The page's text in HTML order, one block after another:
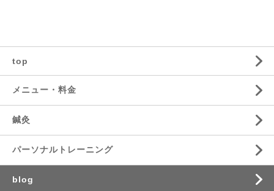
top
メニュー・料金
鍼灸
パーソナルトレーニング
blog